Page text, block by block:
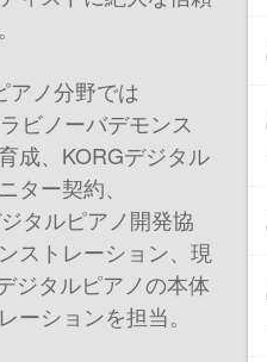
アノ分野では
ビノーバデモンス
成、KORGデジタル
ー契約、
タルピアノ開発協
ストレーション、現
ジタルピアノの本体
ーションを担当。